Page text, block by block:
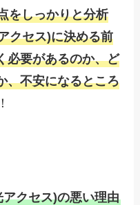
をしっかりと分析
クセス)に決める前
必要があるのか、ど
、不安になるところ
クセス)の悪い理由